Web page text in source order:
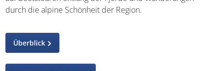
Wanderungen durch die alpine Schönheit der Region.
Überblick